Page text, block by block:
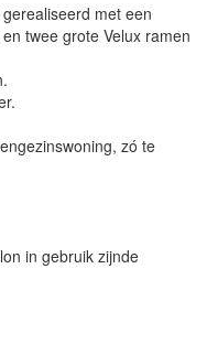
met een
twee grote Velux ramen
zó te
in gebruik zijnde